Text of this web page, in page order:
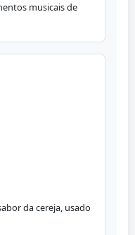
musicais de
da cereja, usado